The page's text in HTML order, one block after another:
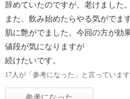
辞めていたのですが、老けました。
また、飲み始めたらやる気がでま
肌に艶がでました。今回の方が効
値段が気になりますが
続けたいです。
17人が「参考になった」と言っています
参考になった